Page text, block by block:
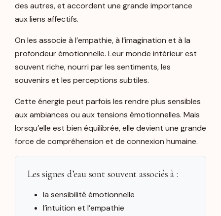
des autres, et accordent une grande importance
aux liens affectifs.
On les associe à l’empathie, à l’imagination et à la
profondeur émotionnelle. Leur monde intérieur est
souvent riche, nourri par les sentiments, les
souvenirs et les perceptions subtiles.
Cette énergie peut parfois les rendre plus sensibles
aux ambiances ou aux tensions émotionnelles. Mais
lorsqu’elle est bien équilibrée, elle devient une grande
force de compréhension et de connexion humaine.
Les signes d’eau sont souvent associés à :
la sensibilité émotionnelle
l’intuition et l’empathie